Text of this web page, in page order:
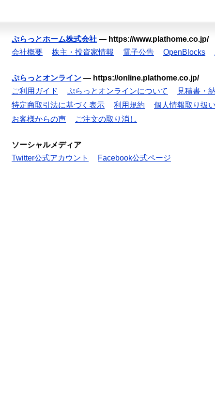
ぷらっとホーム株式会社 — https://www.plathome.co.jp/
会社概要
株主・投資家情報 電子公告 OpenBlocks
ぷらっとオンライン — https://online.plathome.co.jp/
ご利用ガイド
ぷらっとオンラインについて 見積書・
特定商取引法に基づく表示
利用規約 個人情報取り扱
お客様からの声
ご注文の取り消し
ソーシャルメディア
Twitter公式アカウント
Facebook公式ページ